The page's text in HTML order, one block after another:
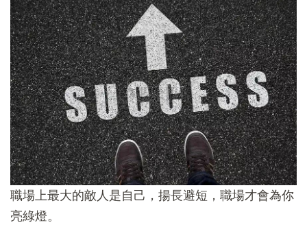
職場上最大的敵人是自己，揚長避短，職場才會為你
亮綠燈。